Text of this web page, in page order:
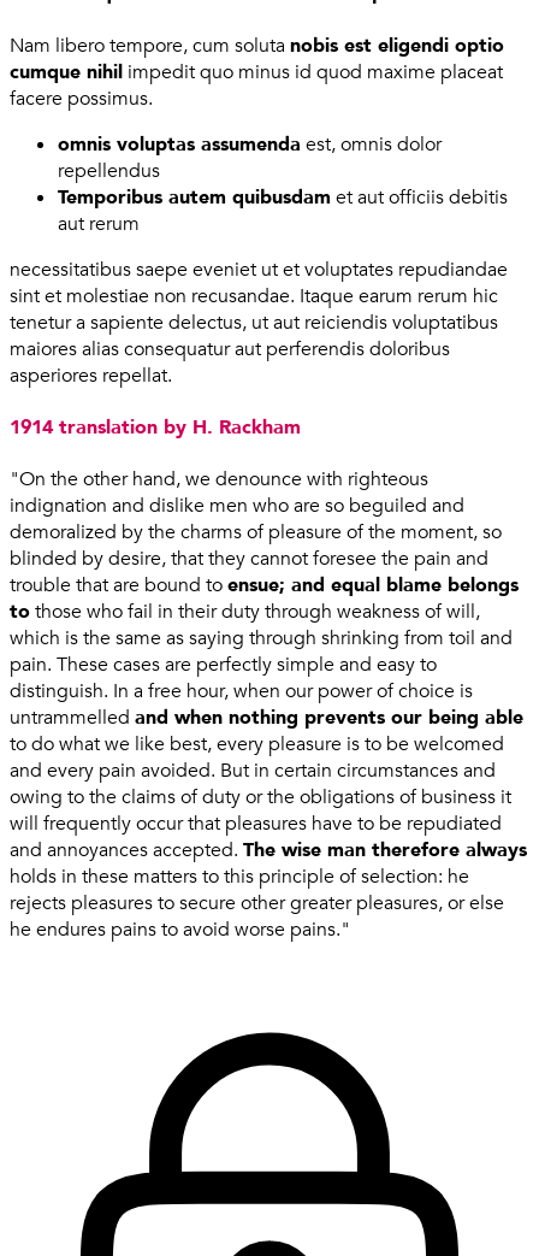
Nam libero tempore, cum soluta nobis est eligendi optio
cumque nihil impedit quo minus id quod maxime placeat
facere possimus.
omnis voluptas assumenda est, omnis dolor
repellendus
Temporibus autem quibusdam et aut officiis debitis
aut rerum
necessitatibus saepe eveniet ut et voluptates repudiandae
sint et molestiae non recusandae. Itaque earum rerum hic
tenetur a sapiente delectus, ut aut reiciendis voluptatibus
maiores alias consequatur aut perferendis doloribus
asperiores repellat.
1914 translation by H. Rackham
"On the other hand, we denounce with righteous
indignation and dislike men who are so beguiled and
demoralized by the charms of pleasure of the moment, so
blinded by desire, that they cannot foresee the pain and
trouble that are bound toensue; and equal blame belongs
tothose who fail in their duty through weakness of will,
which is the same as saying through shrinking from toil and
pain. These cases are perfectly simple and easy to
distinguish. In a free hour, when our power of choice is
untrammelled and when nothing prevents our being able
to do what we like best, every pleasure is to be welcomed
and every pain avoided. But in certain circumstances and
owing to the claims of duty or the obligations of business it
will frequently occur that pleasures have to be repudiated
and annoyances accepted. The wise man therefore always
holds in these matters to this principle of selection: he
rejects pleasures to secure other greater pleasures, or else
he endures pains to avoid worse pains."